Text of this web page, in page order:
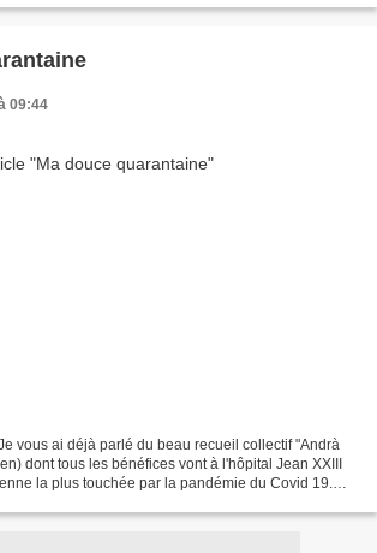
09:44
vous ai déjà parlé du beau recueil collectif "Andrà
dont tous les bénéfices vont à l'hôpital Jean XXIII
la plus touchée par la pandémie du Covid 19.